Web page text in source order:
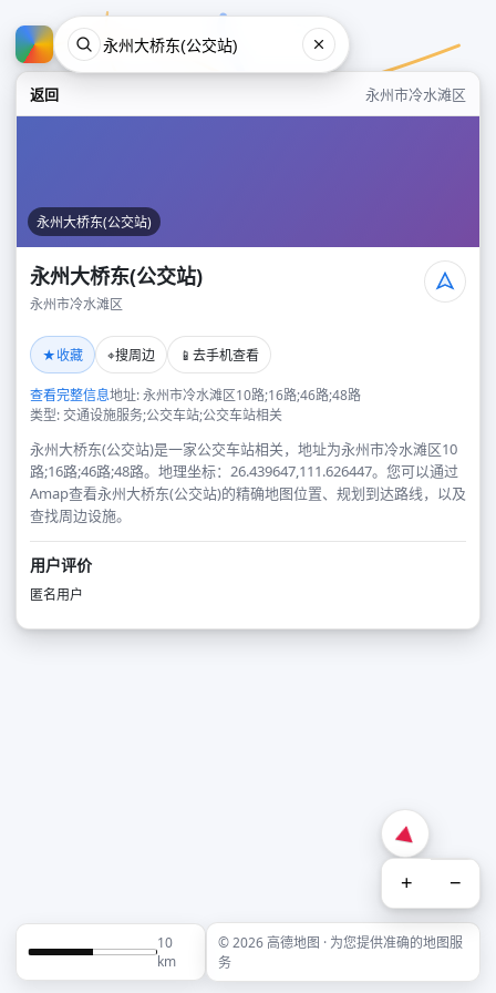
返回 永州市冷水滩区
永州大桥东(公交站)
永州大桥东(公交站)
永州市冷水滩区
★收藏 ⌖搜周边 📱 去手机查看
查看完整信息地址: 永州市冷水滩区10路;16路;46路;48路
类型: 交通设施服务;公交车站;公交车站相关
永州大桥东(公交站)是一家公交车站相关，地址为永州市冷水滩区10
路;16路;46路;48路。地理坐标：26.439647,111.626447。您可以通过
Amap查看永州大桥东(公交站)的精确地图位置、规划到达路线，以及
查找周边设施。
用户评价
匿名用户
+ −
10
km
© 2026 高德地图 · 为您提供准确的地图服
务